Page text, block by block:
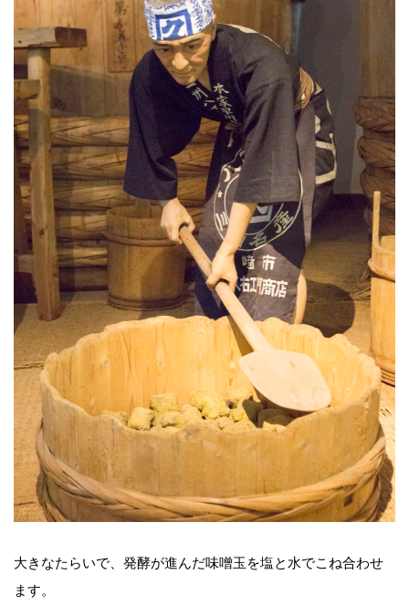
大きなたらいで、発酵が進んだ味噌玉を塩と水でこね合わせ
ます。